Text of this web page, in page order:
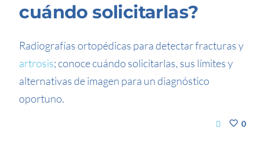
cuándo solicitarlas?
Radiografías ortopédicas para detectar fracturas y
artrosis; conoce cuándo solicitarlas, sus límites y
alternativas de imagen para un diagnóstico
oportuno.
0